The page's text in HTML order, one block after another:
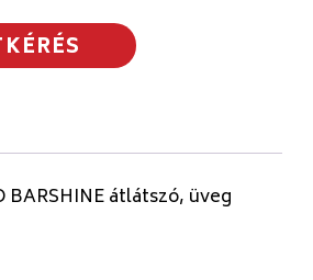
BARSHINE átlátszó, üveg